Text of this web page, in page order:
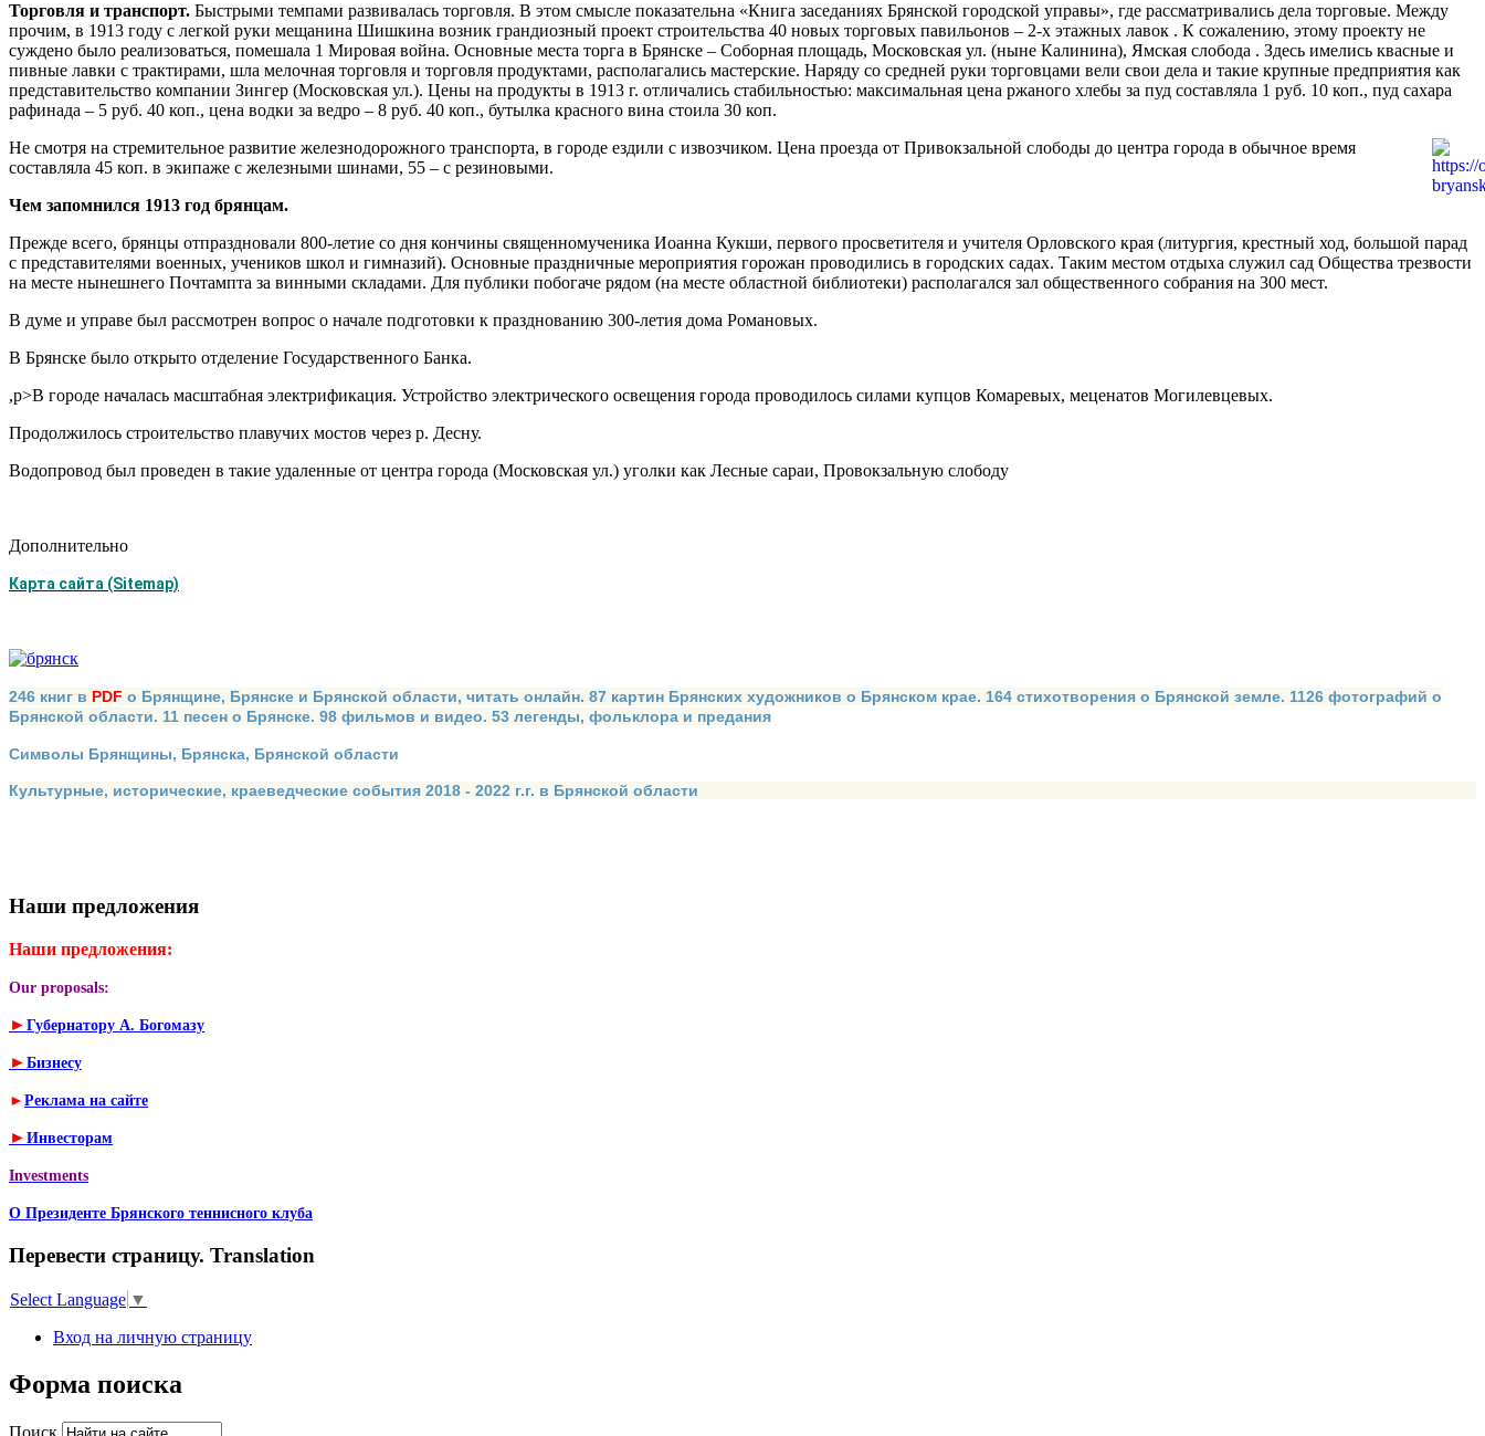
Торговля и транспорт. Быстрыми темпами развивалась торговля. В этом смысле показательна «Книга заседаниях Брянской городской управы», где рассматривались дела торговые. Между
прочим, в 1913 году с легкой руки мещанина Шишкина возник грандиозный проект строительства 40 новых торговых павильонов – 2-х этажных лавок . К сожалению, этому проекту не
суждено было реализоваться, помешала 1 Мировая война. Основные места торга в Брянске – Соборная площадь, Московская ул. (ныне Калинина), Ямская слобода . Здесь имелись квасные и
пивные лавки с трактирами, шла мелочная торговля и торговля продуктами, располагались мастерские. Наряду со средней руки торговцами вели свои дела и такие крупные предприятия как
представительство компании Зингер (Московская ул.). Цены на продукты в 1913 г. отличались стабильностью: максимальная цена ржаного хлебы за пуд составляла 1 руб. 10 коп., пуд сахара
рафинада – 5 руб. 40 коп., цена водки за ведро – 8 руб. 40 коп., бутылка красного вина стоила 30 коп.
Не смотря на стремительное развитие железнодорожного транспорта, в городе ездили с извозчиком. Цена проезда от Привокзальной слободы до центра города в обычное время
составляла 45 коп. в экипаже с железными шинами, 55 – с резиновыми.
Чем запомнился 1913 год брянцам.
Прежде всего, брянцы отпраздновали 800-летие со дня кончины священномученика Иоанна Кукши, первого просветителя и учителя Орловского края (литургия, крестный ход, большой парад
с представителями военных, учеников школ и гимназий). Основные праздничные мероприятия горожан проводились в городских садах. Таким местом отдыха служил сад Общества трезвости
на месте нынешнего Почтампта за винными складами. Для публики побогаче рядом (на месте областной библиотеки) располагался зал общественного собрания на 300 мест.
В думе и управе был рассмотрен вопрос о начале подготовки к празднованию 300-летия дома Романовых.
В Брянске было открыто отделение Государственного Банка.
,p>В городе началась масштабная электрификация. Устройство электрического освещения города проводилось силами купцов Комаревых, меценатов Могилевцевых.
Продолжилось строительство плавучих мостов через р. Десну.
Водопровод был проведен в такие удаленные от центра города (Московская ул.) уголки как Лесные сараи, Провокзальную слободу
Дополнительно
Карта сайта (Sitemap)
246 книг в PDF о Брянщине, Брянске и Брянской области, читать онлайн. 87 картин Брянских художников о Брянском крае. 164 стихотворения о Брянской земле. 1126 фотографий о
Брянской области. 11 песен о Брянске. 98 фильмов и видео. 53 легенды, фольклора и предания
Символы Брянщины, Брянска, Брянской области
Культурные, исторические, краеведческие события 2018 - 2022 г.г. в Брянской области
Наши предложения
Наши предложения:
Our proposals:
► Губернатору А. Богомазу
► Бизнесу
► Реклама на сайте
► Инвесторам
Investments
О Президенте Брянского теннисного клуба
Перевести страницу. Translation
Select Language ▼
Вход на личную страницу
Форма поиска
Поиск